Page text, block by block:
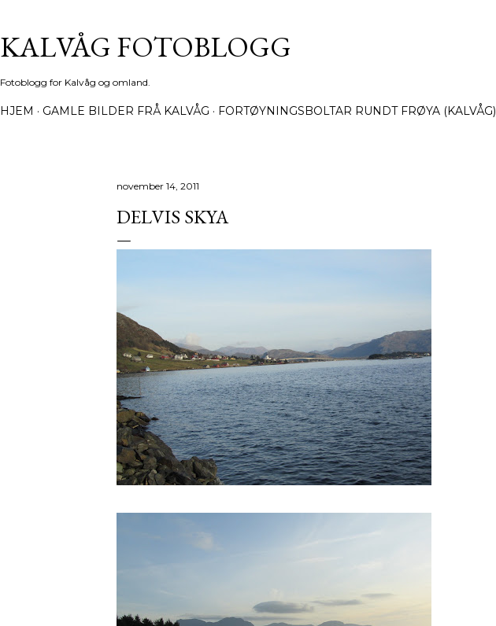
KALVÅG FOTOBLOGG
Fotoblogg for Kalvåg og omland.
HJEM GAMLE BILDER FRÅ KALVÅG FORTØYNINGSBOLTAR RUNDT FRØYA (KALVÅG)
november 14, 2011
DELVIS SKYA